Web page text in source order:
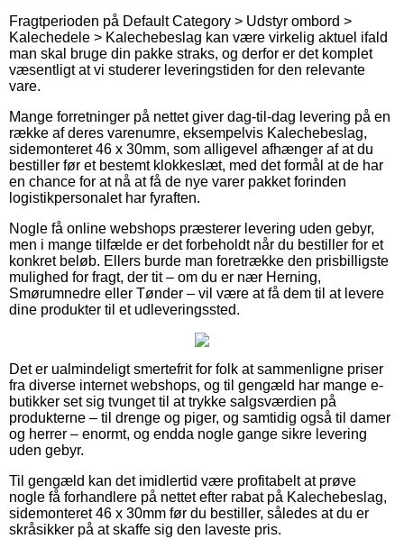
Fragtperioden på Default Category > Udstyr ombord >
Kalechedele > Kalechebeslag kan være virkelig aktuel ifald
man skal bruge din pakke straks, og derfor er det komplet
væsentligt at vi studerer leveringstiden for den relevante
vare.
Mange forretninger på nettet giver dag-til-dag levering på en
række af deres varenumre, eksempelvis Kalechebeslag,
sidemonteret 46 x 30mm, som alligevel afhænger af at du
bestiller før et bestemt klokkeslæt, med det formål at de har
en chance for at nå at få de nye varer pakket forinden
logistikpersonalet har fyraften.
Nogle få online webshops præsterer levering uden gebyr,
men i mange tilfælde er det forbeholdt når du bestiller for et
konkret beløb. Ellers burde man foretrække den prisbilligste
mulighed for fragt, der tit – om du er nær Herning,
Smørumnedre eller Tønder – vil være at få dem til at levere
dine produkter til et udleveringssted.
Det er ualmindeligt smertefrit for folk at sammenligne priser
fra diverse internet webshops, og til gengæld har mange e-
butikker set sig tvunget til at trykke salgsværdien på
produkterne – til drenge og piger, og samtidig også til damer
og herrer – enormt, og endda nogle gange sikre levering
uden gebyr.
Til gengæld kan det imidlertid være profitabelt at prøve
nogle få forhandlere på nettet efter rabat på Kalechebeslag,
sidemonteret 46 x 30mm før du bestiller, således at du er
skråsikker på at skaffe sig den laveste pris.